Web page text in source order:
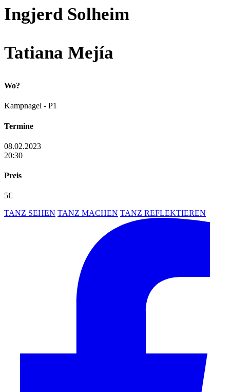
Ingjerd Solheim
Tatiana Mejía
Wo?
Kampnagel - P1
Termine
08.02.2023
20:30
Preis
5€
TANZ SEHEN TANZ MACHEN TANZ REFLEKTIEREN